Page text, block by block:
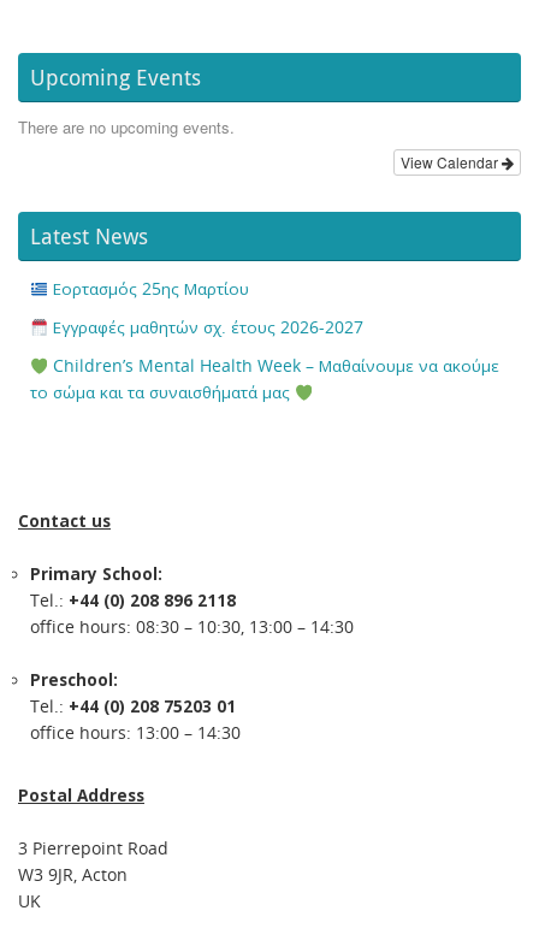
Upcoming Events
There are no upcoming events.
View Calendar
Latest News
Εορτασμός 25ης Μαρτίου
Εγγραφές μαθητών σχ. έτους 2026-2027
Children’s Mental Health Week – Μαθαίνουμε να ακούμε
το σώμα και τα συναισθήματά μας
Contact us
Primary School:
Tel.: +44 (0) 208 896 2118
office hours: 08:30 – 10:30, 13:00 – 14:30
Preschool:
Tel.: +44 (0) 208 75203 01
office hours: 13:00 – 14:30
Postal Address
3 Pierrepoint Road
W3 9JR, Acton
UK